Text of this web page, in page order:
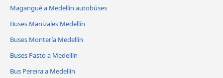
Magangué a Medellín autobúses
Buses Manizales Medellín
Buses Montería Medellín
Buses Pasto a Medellín
Bus Pereira a Medellín